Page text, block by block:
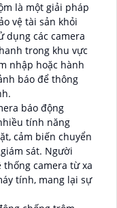
là một giải pháp
vệ tài sản khỏi
dụng các camera
trong khu vực
nhập hoặc hành
báo để thông
báo động
tính năng
cảm biến chuyển
sát. Người
camera từ xa
tính, mang lại sự